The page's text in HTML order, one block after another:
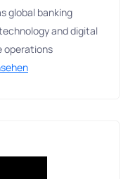
global banking
and digital
operations